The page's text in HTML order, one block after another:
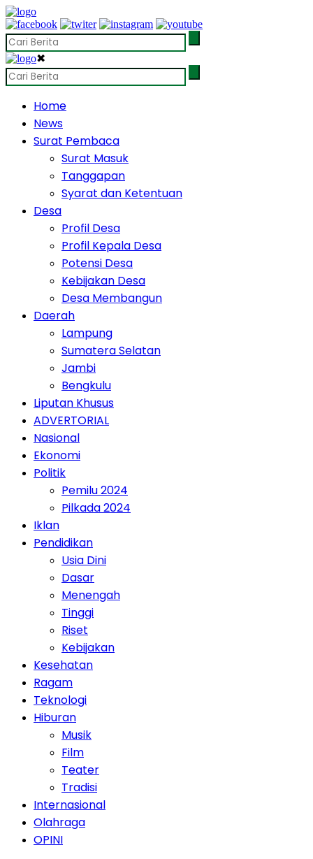
✖
Home
News
Surat Pembaca
Surat Masuk
Tanggapan
Syarat dan Ketentuan
Desa
Profil Desa
Profil Kepala Desa
Potensi Desa
Kebijakan Desa
Desa Membangun
Daerah
Lampung
Sumatera Selatan
Jambi
Bengkulu
Liputan Khusus
ADVERTORIAL
Nasional
Ekonomi
Politik
Pemilu 2024
Pilkada 2024
Iklan
Pendidikan
Usia Dini
Dasar
Menengah
Tinggi
Riset
Kebijakan
Kesehatan
Ragam
Teknologi
Hiburan
Musik
Film
Teater
Tradisi
Internasional
Olahraga
OPINI